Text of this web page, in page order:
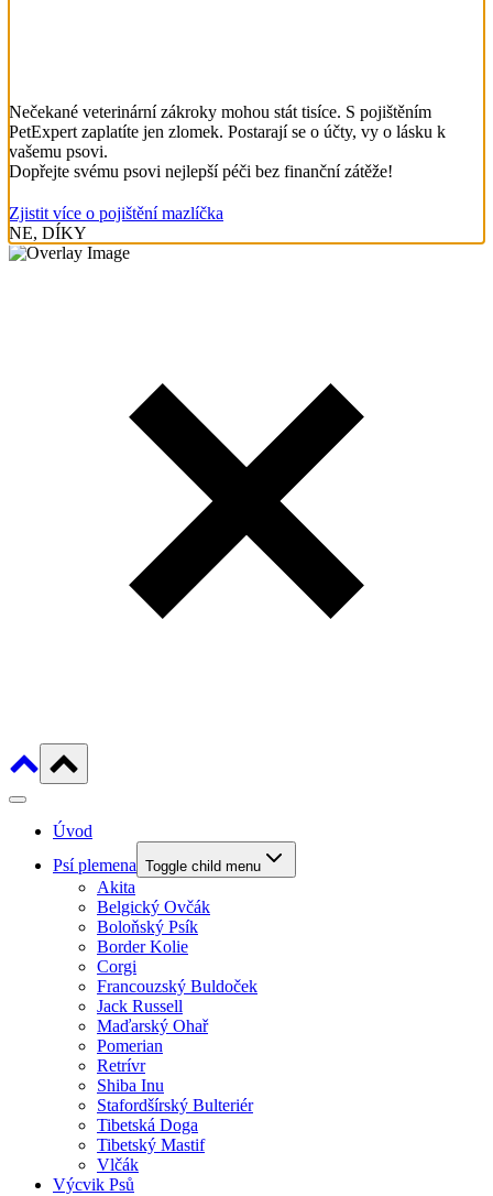
Nečekané veterinární zákroky mohou stát tisíce. S pojištěním
PetExpert zaplatíte jen zlomek. Postarají se o účty, vy o lásku k
vašemu psovi.
Dopřejte svému psovi nejlepší péči bez finanční zátěže!
Zjistit více o pojištění mazlíčka
NE, DÍKY
Úvod
Psí plemena Toggle child menu
Akita
Belgický Ovčák
Boloňský Psík
Border Kolie
Corgi
Francouzský Buldoček
Jack Russell
Maďarský Ohař
Pomerian
Retrívr
Shiba Inu
Stafordšírský Bulteriér
Tibetská Doga
Tibetský Mastif
Vlčák
Výcvik Psů